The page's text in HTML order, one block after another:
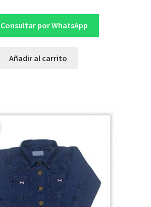
Consultar por WhatsApp
Añadir al carrito